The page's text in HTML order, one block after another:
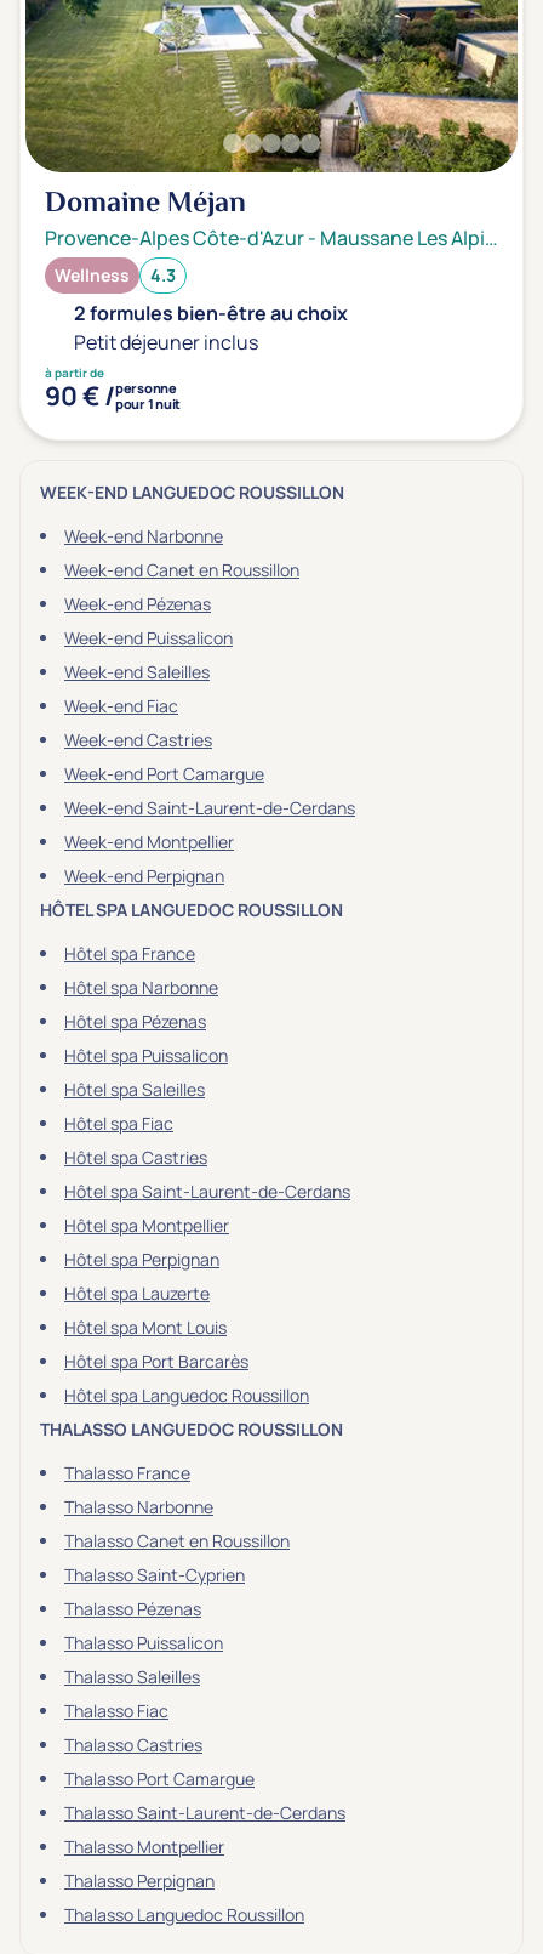
Domaine Méjan
Provence-Alpes Côte-d'Azur- Maussane Les Alpilles
Wellness 4.3
2 formules bien-être au choix
Petit déjeuner inclus
à partir de
90 € /personne
pour 1 nuit
WEEK-END LANGUEDOC ROUSSILLON
Week-end Narbonne
Week-end Canet en Roussillon
Week-end Pézenas
Week-end Puissalicon
Week-end Saleilles
Week-end Fiac
Week-end Castries
Week-end Port Camargue
Week-end Saint-Laurent-de-Cerdans
Week-end Montpellier
Week-end Perpignan
HÔTEL SPA LANGUEDOC ROUSSILLON
Hôtel spa France
Hôtel spa Narbonne
Hôtel spa Pézenas
Hôtel spa Puissalicon
Hôtel spa Saleilles
Hôtel spa Fiac
Hôtel spa Castries
Hôtel spa Saint-Laurent-de-Cerdans
Hôtel spa Montpellier
Hôtel spa Perpignan
Hôtel spa Lauzerte
Hôtel spa Mont Louis
Hôtel spa Port Barcarès
Hôtel spa Languedoc Roussillon
THALASSO LANGUEDOC ROUSSILLON
Thalasso France
Thalasso Narbonne
Thalasso Canet en Roussillon
Thalasso Saint-Cyprien
Thalasso Pézenas
Thalasso Puissalicon
Thalasso Saleilles
Thalasso Fiac
Thalasso Castries
Thalasso Port Camargue
Thalasso Saint-Laurent-de-Cerdans
Thalasso Montpellier
Thalasso Perpignan
Thalasso Languedoc Roussillon